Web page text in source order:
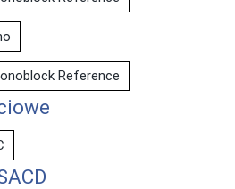
Reference